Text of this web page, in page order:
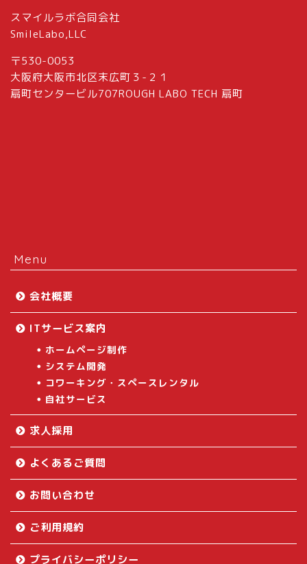
スマイルラボ合同会社
SmileLabo,LLC
〒530-0053
大阪府大阪市北区末広町３-２１
扇町センタービル707ROUGH LABO TECH 扇町
Menu
会社概要
ITサービス案内
ホームページ制作
システム開発
コワーキング・スペースレンタル
自社サービス
求人採用
よくあるご質問
お問い合わせ
ご利用規約
プライバシーポリシー